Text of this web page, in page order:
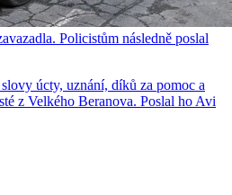
Policistům následně poslal
úcty, uznání, díků za pomoc a
z Velkého Beranova. Poslal ho Avi